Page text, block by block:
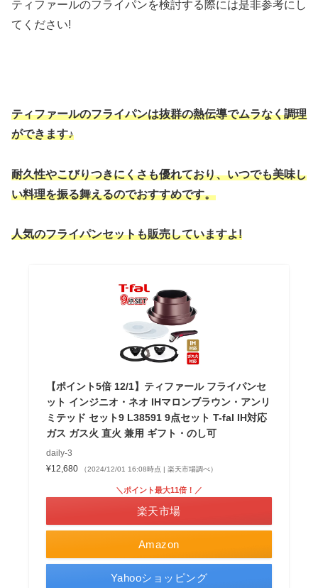
ティファールのフライパンを検討する際には是非参考にし
てください!
ティファールのフライパンは抜群の熱伝導でムラなく調理
ができます♪
耐久性やこびりつきにくさも優れており、いつでも美味し
い料理を振る舞えるのでおすすめです。
人気のフライパンセットも販売していますよ!
【ポイント5倍 12/1】ティファール フライパンセ
ット インジニオ・ネオ IHマロンブラウン・アンリ
ミテッド セット9 L38591 9点セット T-fal IH対応
ガス ガス火 直火 兼用 ギフト・のし可
daily-3
¥12,680
（2024/12/01 16:08時点 | 楽天市場調べ）
Amazon
＼ポイント最大11倍！／
楽天市場
Yahooショッピング